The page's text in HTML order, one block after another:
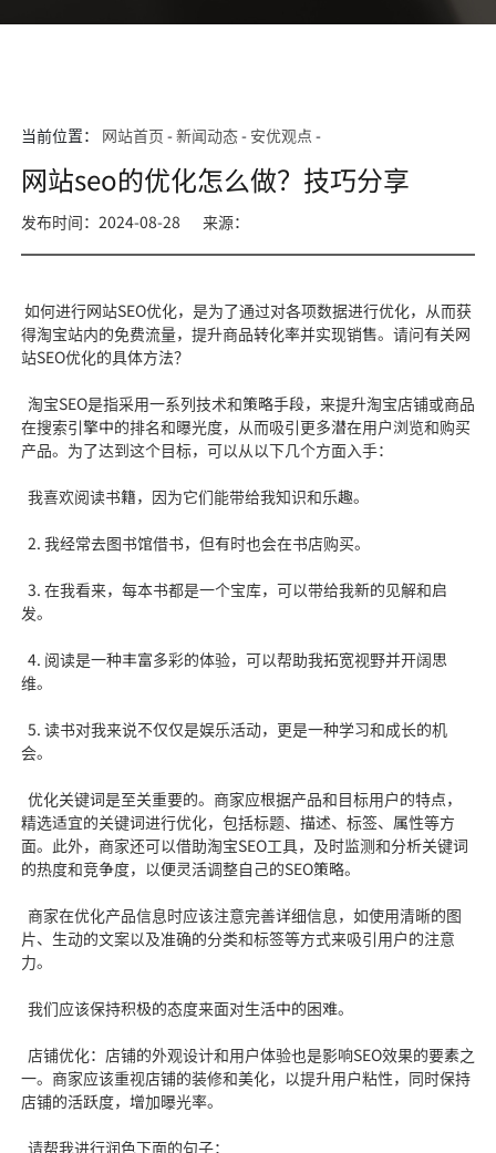
当前位置： 网站首页 -新闻动态- 安优观点 -
网站seo的优化怎么做？技巧分享
发布时间：2024-08-28 来源：
如何进行网站SEO优化，是为了通过对各项数据进行优化，从而获
得淘宝站内的免费流量，提升商品转化率并实现销售。请问有关网
站SEO优化的具体方法？
淘宝SEO是指采用一系列技术和策略手段，来提升淘宝店铺或商品
在搜索引擎中的排名和曝光度，从而吸引更多潜在用户浏览和购买
产品。为了达到这个目标，可以从以下几个方面入手：
我喜欢阅读书籍，因为它们能带给我知识和乐趣。
2. 我经常去图书馆借书，但有时也会在书店购买。
3. 在我看来，每本书都是一个宝库，可以带给我新的见解和启
发。
4. 阅读是一种丰富多彩的体验，可以帮助我拓宽视野并开阔思
维。
5. 读书对我来说不仅仅是娱乐活动，更是一种学习和成长的机
会。
优化关键词是至关重要的。商家应根据产品和目标用户的特点，
精选适宜的关键词进行优化，包括标题、描述、标签、属性等方
面。此外，商家还可以借助淘宝SEO工具，及时监测和分析关键词
的热度和竞争度，以便灵活调整自己的SEO策略。
商家在优化产品信息时应该注意完善详细信息，如使用清晰的图
片、生动的文案以及准确的分类和标签等方式来吸引用户的注意
力。
我们应该保持积极的态度来面对生活中的困难。
店铺优化：店铺的外观设计和用户体验也是影响SEO效果的要素之
一。商家应该重视店铺的装修和美化，以提升用户粘性，同时保持
店铺的活跃度，增加曝光率。
请帮我进行润色下面的句子：